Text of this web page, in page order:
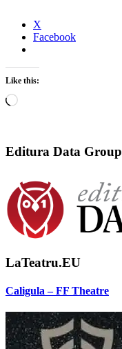
X
Facebook
Like this:
Loading…
Editura Data Group
LaTeatru.EU
Caligula – FF Theatre